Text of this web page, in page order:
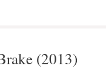
(2013)